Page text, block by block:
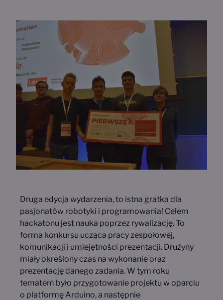
Druga edycja wydarzenia, to istna gratka dla
pasjonatów robotyki i programowania! Celem
hackatonu jest nauka poprzez rywalizację. To
forma konkursu ucząca pracy zespołowej,
komunikacji i umiejętności prezentacji. Drużyny
miały określony czas na wykonanie oraz
prezentację danego zadania. W tym roku
tematem było przygotowanie projektu w oparciu
o platformę Arduino, a następnie